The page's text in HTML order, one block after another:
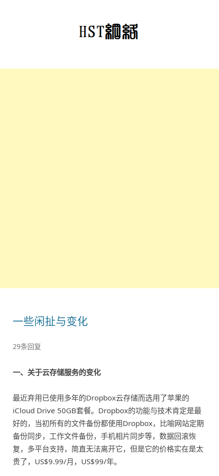
一些闲扯与变化
29条回复
一、关于云存储服务的变化
最近弃用已使用多年的Dropbox云存储而选用了苹果的
iCloud Drive 50GB套餐。Dropbox的功能与技术肯定是最
好的，当初所有的文件备份都使用Dropbox，比喻网站定期
备份同步，工作文件备份，手机相片同步等，数据回滚恢
复，多平台支持，简直无法离开它，但是它的价格实在是太
贵了，US$9.99/月，US$99/年。